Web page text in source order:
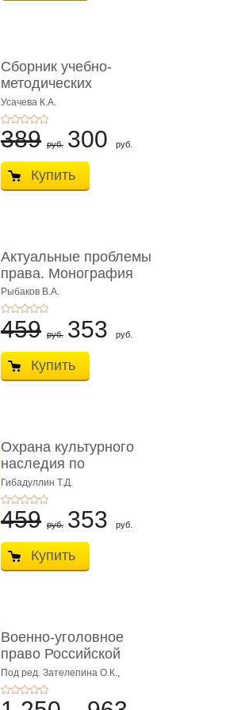
Сборник учебно-
методических
материалов по кур ...
Усачева К.А.
389 руб. 300 руб.
Купить
Актуальные проблемы
права. Монография
Рыбаков В.А.
459 руб. 353 руб.
Купить
Охрана культурного
наследия по
европейскому п ...
Гибадуллин Т.Д.
459 руб. 353 руб.
Купить
Военно-уголовное
право Российской
Федерации. � ...
Под ред. Зателепина О.К.,
Шарапова С.Н.